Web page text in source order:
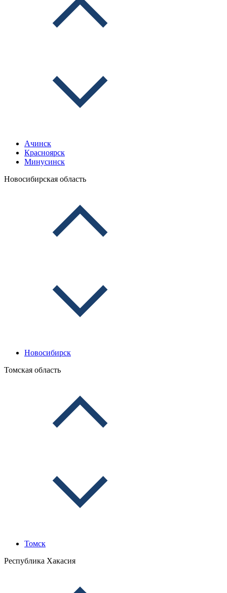
Ачинск
Красноярск
Минусинск
Новосибирская область
Новосибирск
Томская область
Томск
Республика Хакасия